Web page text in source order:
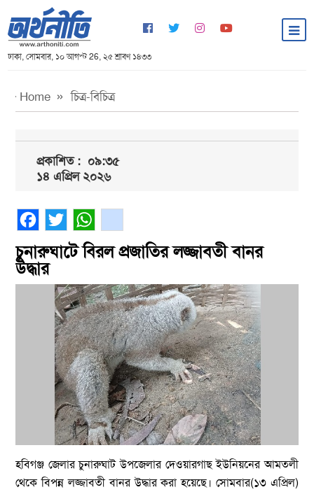
ঢাকা, সোমবার, ১০ আগস্ট 26, ২৫ শ্রাবণ ১৪৩৩
Home চিত্র-বিচিত্র
প্রকাশিত :০৯:৩৫
১৪ এপ্রিল ২০২৬
চুনারুঘাটে বিরল প্রজাতির লজ্জাবতী বানর
উদ্ধার
হবিগঞ্জ জেলার চুনারুঘাট উপজেলার দেওয়ারগাছ ইউনিয়নের আমতলী
থেকে বিপন্ন লজ্জাবতী বানর উদ্ধার করা হয়েছে। সোমবার(১৩ এপ্রিল)